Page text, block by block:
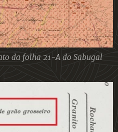
da folha 21-A do Sabugal